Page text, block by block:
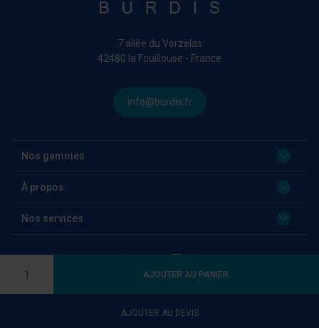
AJOUTER AU PANIER
AJOUTER AU DEVIS
7 allée du Vorzelas
42480 la Fouillouse - France
info@burdis.fr
Nos gammes
À propos
Nos services
Language: FR